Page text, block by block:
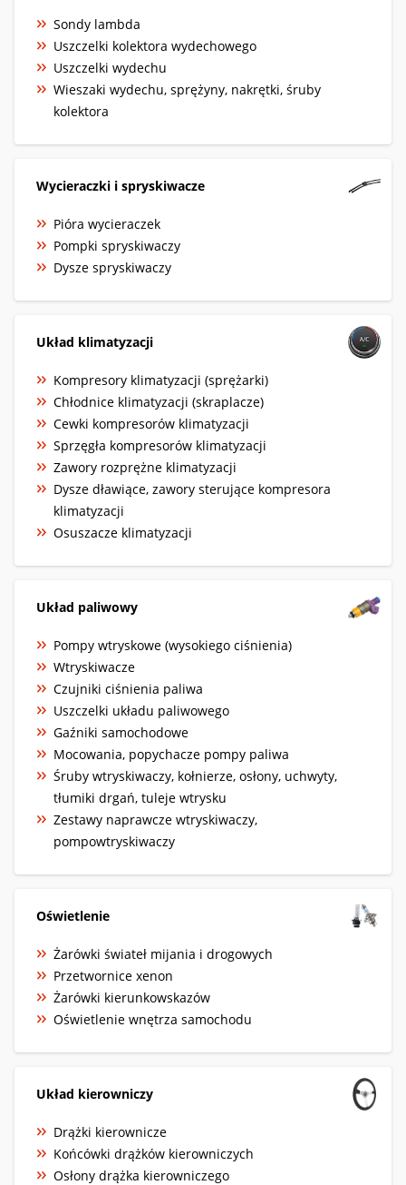
Sondy lambda
Uszczelki kolektora wydechowego
Uszczelki wydechu
Wieszaki wydechu, sprężyny, nakrętki, śruby
kolektora
Wycieraczki i spryskiwacze
Pióra wycieraczek
Pompki spryskiwaczy
Dysze spryskiwaczy
Układ klimatyzacji
Kompresory klimatyzacji (sprężarki)
Chłodnice klimatyzacji (skraplacze)
Cewki kompresorów klimatyzacji
Sprzęgła kompresorów klimatyzacji
Zawory rozprężne klimatyzacji
Dysze dławiące, zawory sterujące kompresora
klimatyzacji
Osuszacze klimatyzacji
Układ paliwowy
Pompy wtryskowe (wysokiego ciśnienia)
Wtryskiwacze
Czujniki ciśnienia paliwa
Uszczelki układu paliwowego
Gaźniki samochodowe
Mocowania, popychacze pompy paliwa
Śruby wtryskiwaczy, kołnierze, osłony, uchwyty,
tłumiki drgań, tuleje wtrysku
Zestawy naprawcze wtryskiwaczy,
pompowtryskiwaczy
Oświetlenie
Żarówki świateł mijania i drogowych
Przetwornice xenon
Żarówki kierunkowskazów
Oświetlenie wnętrza samochodu
Układ kierowniczy
Drążki kierownicze
Końcówki drążków kierowniczych
Osłony drążka kierowniczego